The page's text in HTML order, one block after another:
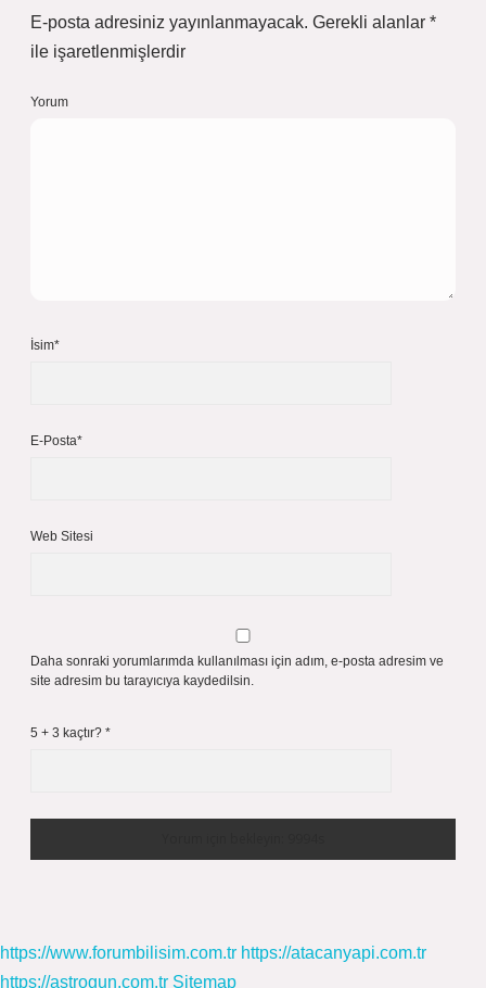
E-posta adresiniz yayınlanmayacak. Gerekli alanlar *
ile işaretlenmişlerdir
Yorum
İsim*
E-Posta*
Web Sitesi
Daha sonraki yorumlarımda kullanılması için adım, e-posta adresim ve
site adresim bu tarayıcıya kaydedilsin.
5 + 3 kaçtır? *
https://www.forumbilisim.com.tr https://atacanyapi.com.tr
https://astrogun.com.tr Sitemap